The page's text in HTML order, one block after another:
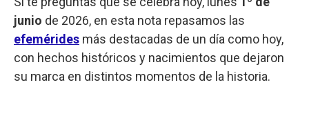
junio de 2026, en esta nota repasamos las
efemérides más destacadas de un día como hoy,
con hechos históricos y nacimientos que dejaron
su marca en distintos momentos de la historia.